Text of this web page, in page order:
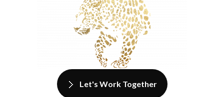
Let's Work Together